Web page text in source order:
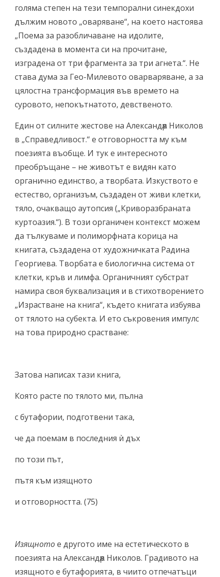
голяма степен на тези темпорални синекдохи
дължим новото „оваряване“, на което настоява
„Поема за разобличаване на идолите,
създадена в момента си на прочитане,
изградена от три фрагмента за три агнета.“. Не
става дума за Гео-Милевото оварваряване, а за
цялостна трансформация във времето на
суровото, непокътнатото, девственото.
Един от силните жестове на Александѫр Николов
в „Справедливост.“ е отговорността му към
поезията въобще. И тук е интересното
преобръщане – не животът е видян като
органично единство, а творбата. Изкуството е
естество, организъм, създаден от живи клетки,
тяло, очакващо аутопсия („Криворазбраната
куртоазия.“). В този органичен контекст можем
да тълкуваме и полиморфната корица на
книгата, създадена от художничката Радина
Георгиева. Творбата е биологична система от
клетки, кръв и лимфа. Органичният субстрат
намира своя буквализация и в стихотворението
„Израстване на книга“, където книгата избуява
от тялото на субекта. И ето съкровения импулс
на това природно срастване:
Затова написах тази книга,
Която расте по тялото ми, пълна
с бутафории, подготвени така,
че да поемам в последния ѝ дъх
по този път,
пътя към изящното
и отговорността. (75)
Изящнотое другото име на естетическото в
поезията на Александѫр Николов. Градивото на
изящното е бутафорията, в чиито отпечатъци